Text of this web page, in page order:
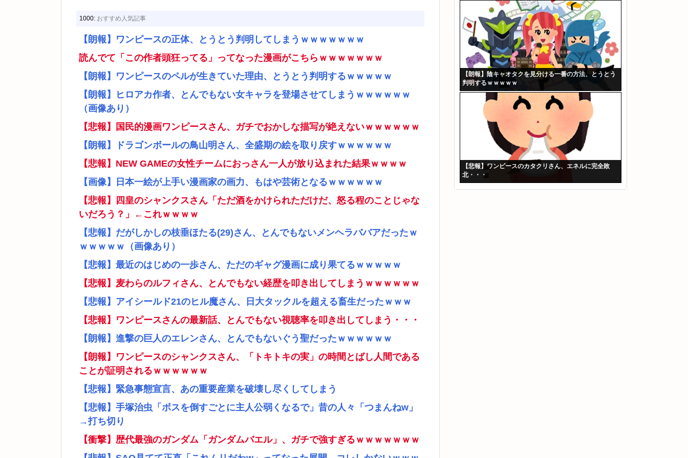
1000: おすすめ人気記事
【朗報】ワンピースの正体、とうとう判明してしまうｗｗｗｗｗｗｗ
読んでて「この作者頭狂ってる」ってなった漫画がこちらｗｗｗｗｗｗｗ
【朗報】ワンピースのペルが生きていた理由、とうとう判明するｗｗｗｗｗ
【朗報】ヒロアカ作者、とんでもない女キャラを登場させてしまうｗｗｗｗｗｗ
（画像あり）
【悲報】国民的漫画ワンピースさん、ガチでおかしな描写が絶えないｗｗｗｗｗｗ
【朗報】ドラゴンボールの鳥山明さん、全盛期の絵を取り戻すｗｗｗｗｗｗ
【悲報】NEW GAMEの女性チームにおっさん一人が放り込まれた結果ｗｗｗｗ
【画像】日本一絵が上手い漫画家の画力、もはや芸術となるｗｗｗｗｗｗ
【悲報】四皇のシャンクスさん「ただ酒をかけられただけだ、怒る程のことじゃな
いだろう？」←これｗｗｗｗ
【悲報】だがしかしの枝垂ほたる(29)さん、とんでもないメンヘラババアだったｗ
ｗｗｗｗｗ（画像あり）
【悲報】最近のはじめの一歩さん、ただのギャグ漫画に成り果てるｗｗｗｗｗ
【悲報】麦わらのルフィさん、とんでもない経歴を叩き出してしまうｗｗｗｗｗｗ
【悲報】アイシールド21のヒル魔さん、日大タックルを超える畜生だったｗｗｗ
【悲報】ワンピースさんの最新話、とんでもない視聴率を叩き出してしまう・・・
【朗報】進撃の巨人のエレンさん、とんでもないぐう聖だったｗｗｗｗｗｗ
【朗報】ワンピースのシャンクスさん、「トキトキの実」の時間とばし人間である
ことが証明されるｗｗｗｗｗｗ
【悲報】緊急事態宣言、あの重要産業を破壊し尽くしてしまう
【悲報】手塚治虫「ボスを倒すごとに主人公弱くなるで」昔の人々「つまんねw」
→打ち切り
【衝撃】歴代最強のガンダム「ガンダムバエル」、ガチで強すぎるｗｗｗｗｗｗｗ
【朗報】陰キャオタクを見分ける一番の方法、とうとう
判明するｗｗｗｗｗ
【悲報】ワンピースのカタクリさん、エネルに完全敗
北・・・